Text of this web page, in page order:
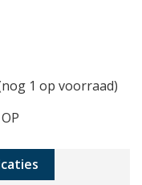
1 op voorraad)